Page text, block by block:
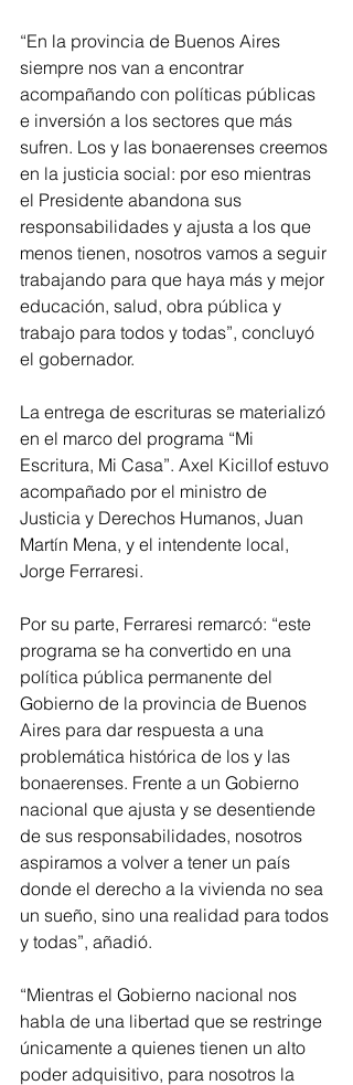
“En la provincia de Buenos Aires
siempre nos van a encontrar
acompañando con políticas públicas
e inversión a los sectores que más
sufren. Los y las bonaerenses creemos
en la justicia social: por eso mientras
el Presidente abandona sus
responsabilidades y ajusta a los que
menos tienen, nosotros vamos a seguir
trabajando para que haya más y mejor
educación, salud, obra pública y
trabajo para todos y todas”, concluyó
el gobernador.
La entrega de escrituras se materializó
en el marco del programa “Mi
Escritura, Mi Casa”. Axel Kicillof estuvo
acompañado por el ministro de
Justicia y Derechos Humanos, Juan
Martín Mena, y el intendente local,
Jorge Ferraresi.
Por su parte, Ferraresi remarcó: “este
programa se ha convertido en una
política pública permanente del
Gobierno de la provincia de Buenos
Aires para dar respuesta a una
problemática histórica de los y las
bonaerenses. Frente a un Gobierno
nacional que ajusta y se desentiende
de sus responsabilidades, nosotros
aspiramos a volver a tener un país
donde el derecho a la vivienda no sea
un sueño, sino una realidad para todos
y todas”, añadió.
“Mientras el Gobierno nacional nos
habla de una libertad que se restringe
únicamente a quienes tienen un alto
poder adquisitivo, para nosotros la